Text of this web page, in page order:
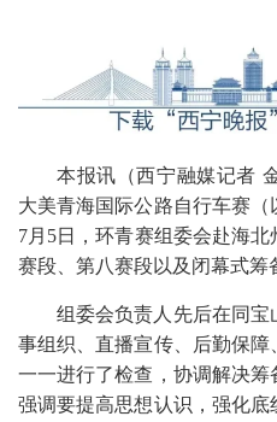
本报讯（西宁融媒记者
大美青海国际公路自行车赛（
7月5日，环青赛组委会赴海
赛段、第八赛段以及闭幕式筹
组委会负责人先后在同
事组织、直播宣传、后勤保
一一进行了检查，协调解决筹
强调要提高思想认识，强化